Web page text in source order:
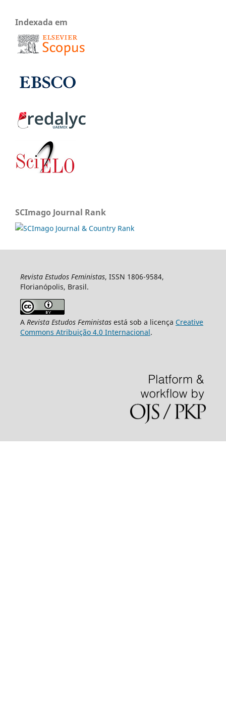
Indexada em
SCImago Journal Rank
Revista Estudos Feministas, ISSN 1806-9584,
Florianópolis, Brasil.
A Revista Estudos Feministasestá sob a licença Creative
Commons Atribuição 4.0 Internacional.